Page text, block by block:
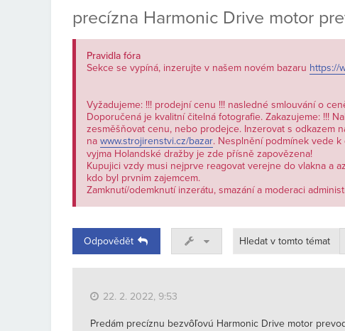
precízna Harmonic Drive motor
Pravidla fóra
Sekce se vypíná, inzerujte v našem novém bazaru https://
Vyžadujeme: !!! prodejní cenu !!! nasledné smlouvání o
Doporučená je kvalitní čitelná fotografie. Zakazujeme: !!!
zesměšňovat cenu, nebo prodejce. Inzerovat s odkazem
na www.strojirenstvi.cz/bazar. Nesplnění podmínek vede k
vyjma Holandské dražby je zde přísně zapovězena!
Kupujici vzdy musi nejprve reagovat verejne do vlakna a
kdo byl prvnim zajemcem.
Zamknutí/odemknutí inzerátu, smazání a moderaci
Odpovědět
22. 2. 2022, 9:53
Predám precíznu bezvôľovú Harmonic Drive motor